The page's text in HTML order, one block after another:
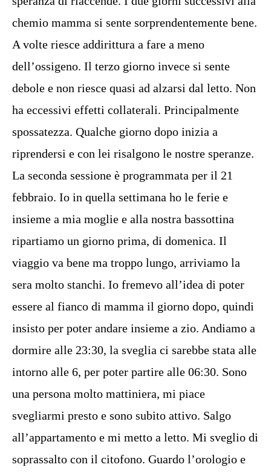
chemio mamma si sente sorprendentemente bene.
A volte riesce addirittura a fare a meno
dell’ossigeno. Il terzo giorno invece si sente
debole e non riesce quasi ad alzarsi dal letto. Non
ha eccessivi effetti collaterali. Principalmente
spossatezza. Qualche giorno dopo inizia a
riprendersi e con lei risalgono le nostre speranze.
La seconda sessione è programmata per il 21
febbraio. Io in quella settimana ho le ferie e
insieme a mia moglie e alla nostra bassottina
ripartiamo un giorno prima, di domenica. Il
viaggio va bene ma troppo lungo, arriviamo la
sera molto stanchi. Io fremevo all’idea di poter
essere al fianco di mamma il giorno dopo, quindi
insisto per poter andare insieme a zio. Andiamo a
dormire alle 23:30, la sveglia ci sarebbe stata alle
intorno alle 6, per poter partire alle 06:30. Sono
una persona molto mattiniera, mi piace
svegliarmi presto e sono subito attivo. Salgo
all’appartamento e mi metto a letto. Mi sveglio di
soprassalto con il citofono. Guardo l’orologio e